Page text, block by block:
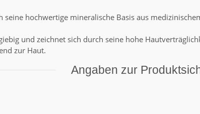
seine hochwertige mineralische Basis aus
und zeichnet sich durch seine hohe
zur Haut.
Angaben zur